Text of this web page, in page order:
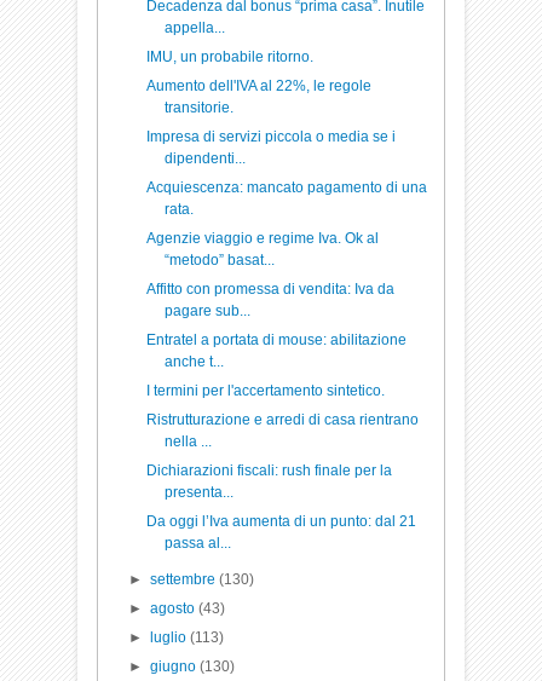
Decadenza dal bonus “prima casa”. Inutile
appella...
IMU, un probabile ritorno.
Aumento dell'IVA al 22%, le regole
transitorie.
Impresa di servizi piccola o media se i
dipendenti...
Acquiescenza: mancato pagamento di una
rata.
Agenzie viaggio e regime Iva. Ok al
“metodo” basat...
Affitto con promessa di vendita: Iva da
pagare sub...
Entratel a portata di mouse: abilitazione
anche t...
I termini per l'accertamento sintetico.
Ristrutturazione e arredi di casa rientrano
nella ...
Dichiarazioni fiscali: rush finale per la
presenta...
Da oggi l’Iva aumenta di un punto: dal 21
passa al...
► settembre (130)
► agosto (43)
►
luglio (113)
► giugno (130)